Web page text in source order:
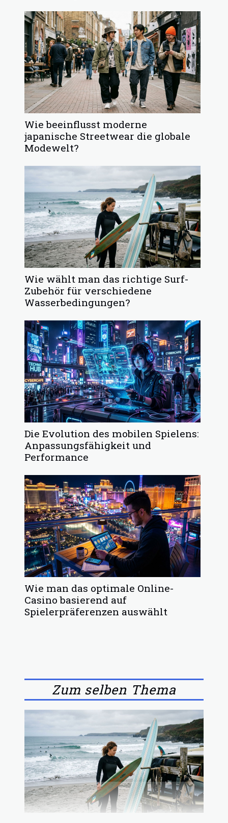
Wie beeinflusst moderne
japanische Streetwear die globale
Modewelt?
Wie wählt man das richtige Surf-
Zubehör für verschiedene
Wasserbedingungen?
Die Evolution des mobilen Spielens:
Anpassungsfähigkeit und
Performance
Wie man das optimale Online-
Casino basierend auf
Spielerpräferenzen auswählt
Zum selben Thema